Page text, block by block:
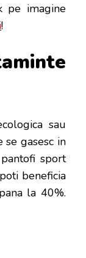
pe imagine
!
sau
gasesc in
sport
beneficia
la 40%.